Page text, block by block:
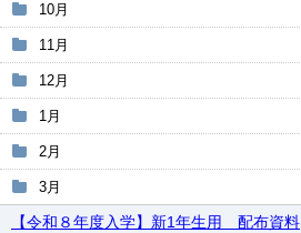
10月
11月
12月
1月
2月
3月
【令和８年度入学】新1年生用 配布資料